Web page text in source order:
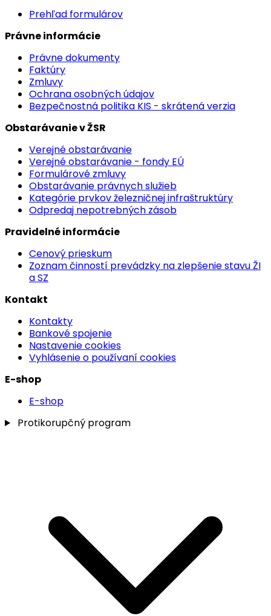
Prehľad formulárov
Právne informácie
Právne dokumenty
Faktúry
Zmluvy
Ochrana osobných údajov
Bezpečnostná politika KIS - skrátená verzia
Obstarávanie v ŽSR
Verejné obstarávanie
Verejné obstarávanie - fondy EÚ
Formulárové zmluvy
Obstarávanie právnych služieb
Kategórie prvkov železničnej infraštruktúry
Odpredaj nepotrebných zásob
Pravidelné informácie
Cenový prieskum
Zoznam činností prevádzky na zlepšenie stavu ŽI
a SZ
Kontakt
Kontakty
Bankové spojenie
Nastavenie cookies
Vyhlásenie o používaní cookies
E-shop
E-shop
Protikorupčný program